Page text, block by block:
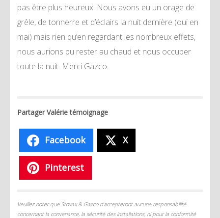
pas être plus heureux. Nous avons eu un orage de
grêle, de tonnerre et d’éclairs la nuit dernière (oui en
mai) mais rien qu’en regardant les nombreux effets,
nous aurions pu rester au chaud et nous occuper
toute la nuit. Merci Gazco.
Partager Valérie témoignage
Facebook X
Pinterest
Veuillez noter que Stovax & Gazco n’accepteront aucune responsabilité
concernant la convenance, la sécurité des installations, ni pour la conformité